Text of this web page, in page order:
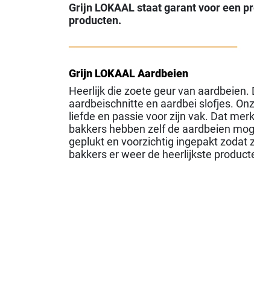
Grijn LOKAAL staat garant voor een
producten.
Grijn LOKAAL Aardbeien
Heerlijk die zoete geur van
aardbeischnitte en aardbei slofjes.
liefde en passie voor zijn vak. Dat
bakkers hebben zelf de aardbeien
geplukt en voorzichtig ingepakt zodat
bakkers er weer de heerlijkste